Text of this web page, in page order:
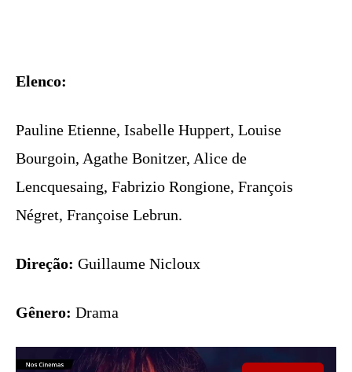
Elenco:
Pauline Etienne, Isabelle Huppert, Louise
Bourgoin, Agathe Bonitzer, Alice de
Lencquesaing, Fabrizio Rongione, François
Négret, Françoise Lebrun.
Direção: Guillaume Nicloux
Gênero: Drama